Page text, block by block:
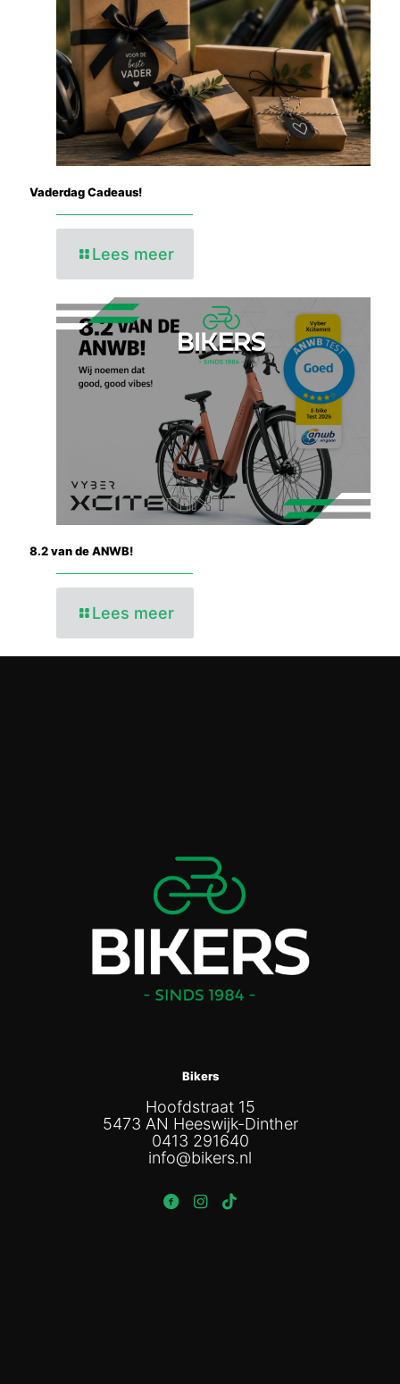
Vaderdag Cadeaus!
Lees meer
8.2 van de ANWB!
Lees meer
Bikers
Hoofdstraat 15
5473 AN Heeswijk-Dinther
0413 291640
info@bikers.nl